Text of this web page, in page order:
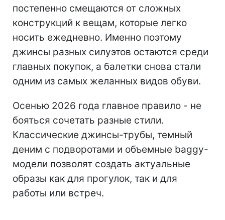
постепенно смещаются от сложных
конструкций к вещам, которые легко
носить ежедневно. Именно поэтому
джинсы разных силуэтов остаются среди
главных покупок, а балетки снова стали
одним из самых желанных видов обуви.
Осенью 2026 года главное правило - не
бояться сочетать разные стили.
Классические джинсы-трубы, темный
деним с подворотами и объемные baggy-
модели позволят создать актуальные
образы как для прогулок, так и для
работы или встреч.